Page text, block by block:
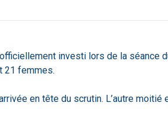
investi lors de la séance
21 femmes.
en tête du scrutin. L’autre moitié